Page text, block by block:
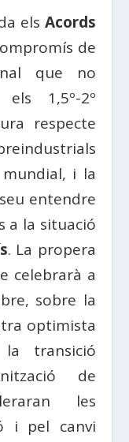
els Acords
de
que no
1,5º-2º
respecte
i la
entendre
a la situació
. La propera
celebrarà a
sobre la
optimista
transició
de
les
i pel canvi